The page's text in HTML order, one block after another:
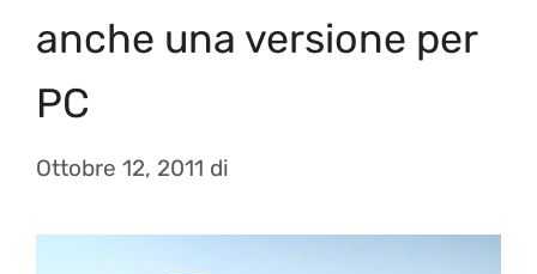
anche una versione per
PC
Ottobre 12, 2011 di